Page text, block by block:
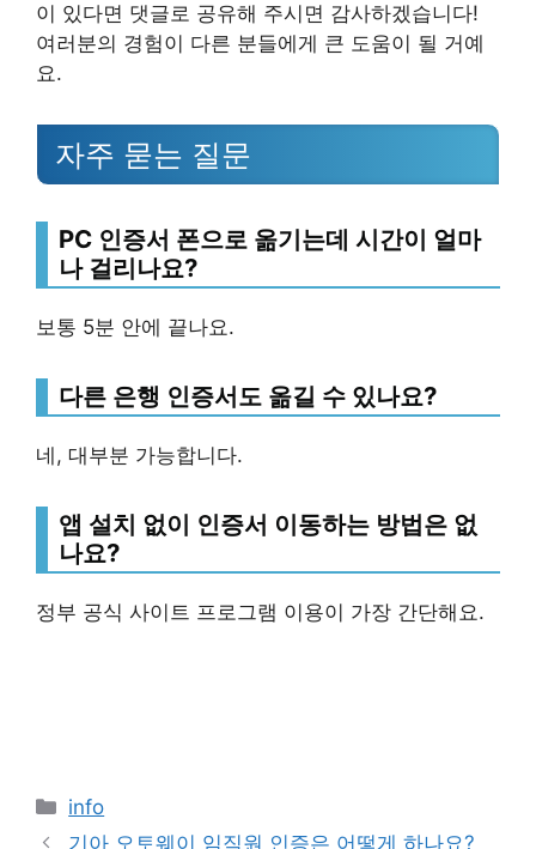
이 있다면 댓글로 공유해 주시면 감사하겠습니다!
여러분의 경험이 다른 분들에게 큰 도움이 될 거예
요.
자주 묻는 질문
PC 인증서 폰으로 옮기는데 시간이 얼마
나 걸리나요?
보통 5분 안에 끝나요.
다른 은행 인증서도 옮길 수 있나요?
네, 대부분 가능합니다.
앱 설치 없이 인증서 이동하는 방법은 없
나요?
정부 공식 사이트 프로그램 이용이 가장 간단해요.
Categories
info
기아 오토웨이 임직원 인증은 어떻게 하나요?